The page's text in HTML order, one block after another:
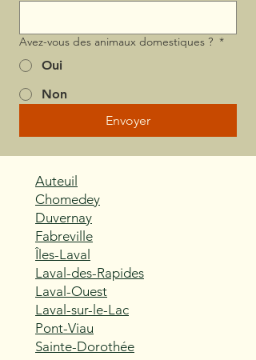
Avez-vous des animaux domestiques ? *
Oui
Non
Envoyer
Auteuil
Chomedey
Duvernay
Fabreville
Îles-Laval
Laval-des-Rapides
Laval-Ouest
Laval-sur-le-Lac
Pont-Viau
Sainte-Dorothée